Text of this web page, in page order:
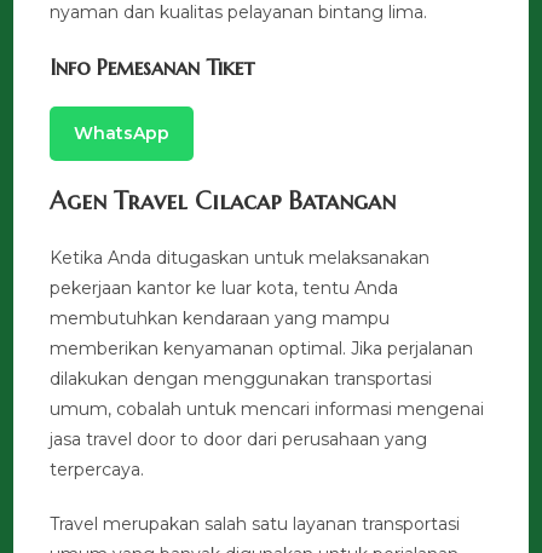
nyaman dan kualitas pelayanan bintang lima.
Info Pemesanan Tiket
WhatsApp
Agen Travel Cilacap Batangan
Ketika Anda ditugaskan untuk melaksanakan
pekerjaan kantor ke luar kota, tentu Anda
membutuhkan kendaraan yang mampu
memberikan kenyamanan optimal. Jika perjalanan
dilakukan dengan menggunakan transportasi
umum, cobalah untuk mencari informasi mengenai
jasa travel door to door dari perusahaan yang
terpercaya.
Travel merupakan salah satu layanan transportasi